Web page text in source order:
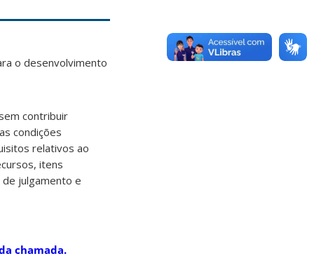
o desenvolvimento
contribuir
condições
relativos ao
itens
julgamento e
chamada.